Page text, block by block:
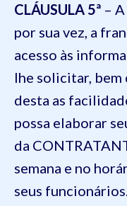
CLÁUSULA 5ª –
por sua vez, a
acesso às
lhe solicitar, bem
desta as
possa elaborar
da
semana e no
seus funcionários.